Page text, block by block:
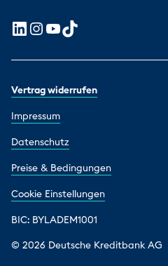
© 2026 Deutsche Kreditbank AG
Vertrag widerrufen
Impressum
Datenschutz
Preise & Bedingungen
Cookie Einstellungen
BIC: BYLADEM1001